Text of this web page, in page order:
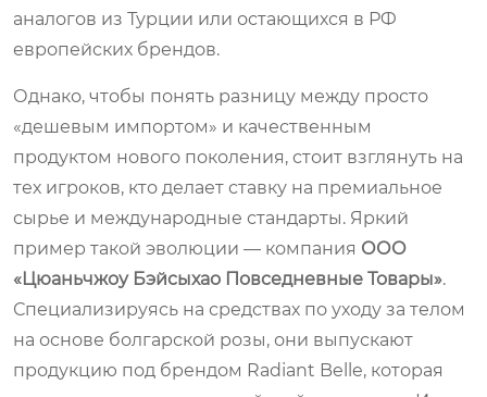
аналогов из Турции или остающихся в РФ
европейских брендов.
Однако, чтобы понять разницу между просто
«дешевым импортом» и качественным
продуктом нового поколения, стоит взглянуть на
тех игроков, кто делает ставку на премиальное
сырье и международные стандарты. Яркий
пример такой эволюции — компания ООО
«Цюаньчжоу Бэйсыхао Повседневные Товары».
Специализируясь на средствах по уходу за телом
на основе болгарской розы, они выпускают
продукцию под брендом Radiant Belle, которая